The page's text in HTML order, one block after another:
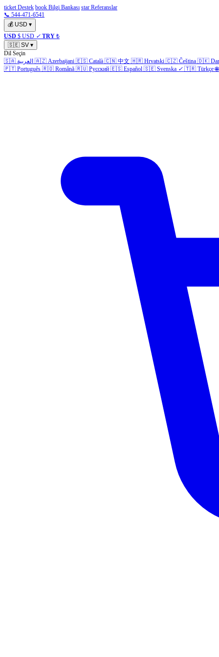
ticket Destek book Bilgi Bankası star Referanslar
📞 544-471-6541
💰 USD ▾
USD $ USD ✓ TRY ₺
🇸🇪 SV ▾
Dil Seçin
🇸🇦 العربية 🇦🇿 Azerbaijani 🇪🇸 Català 🇨🇳 中文 🇭🇷 Hrvatski 🇨🇿 Čeština 🇩🇰
🇵🇹 Português 🇷🇴 Română 🇷🇺 Русский 🇪🇸 Español 🇸🇪 Svenska ✓ 🇹🇷 Türkçe 🌐